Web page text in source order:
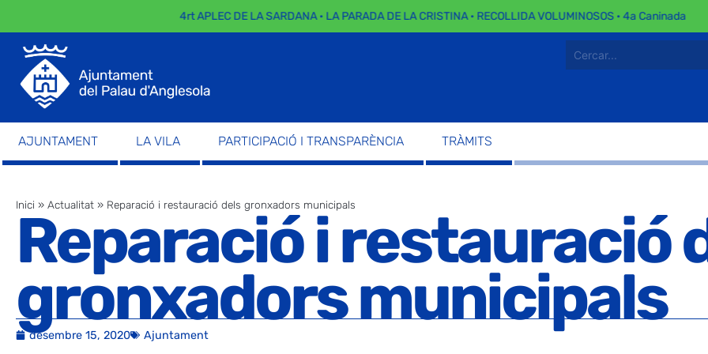
4rt APLEC DE LA SARDANA · LA PARADA DE LA CRISTINA · RECOLLIDA VOLUMINOSOS · 4a Caninada
AJUNTAMENT LA VILA PARTICIPACIÓ I TRANSPARÈNCIA TRÀMITS
Inici » Actualitat » Reparació i restauració dels gronxadors municipals
Reparació i restauració
gronxadors municipals
desembre 15, 2020 Ajuntament